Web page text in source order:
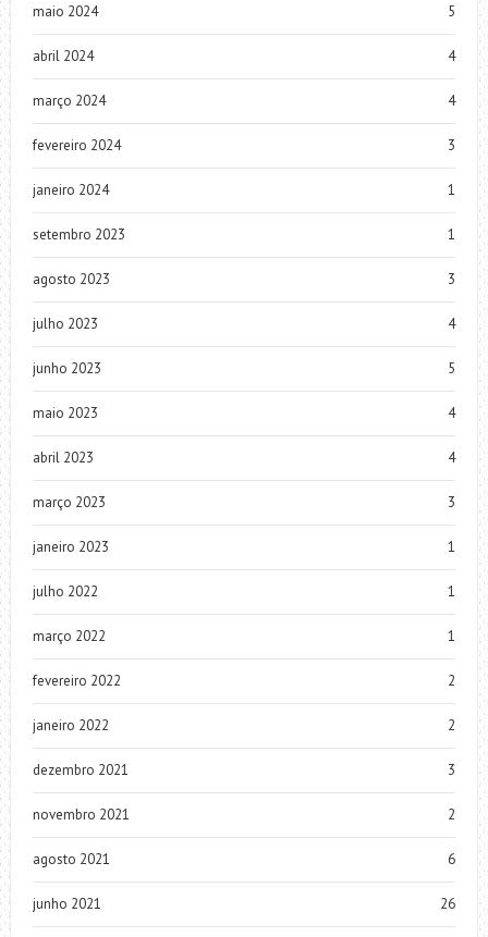
maio 2024 5
abril 2024 4
março 2024 4
fevereiro 2024 3
janeiro 2024 1
setembro 2023 1
agosto 2023 3
julho 2023 4
junho 2023 5
maio 2023 4
abril 2023 4
março 2023 3
janeiro 2023 1
julho 2022 1
março 2022 1
fevereiro 2022 2
janeiro 2022 2
dezembro 2021 3
novembro 2021 2
agosto 2021 6
junho 2021 26